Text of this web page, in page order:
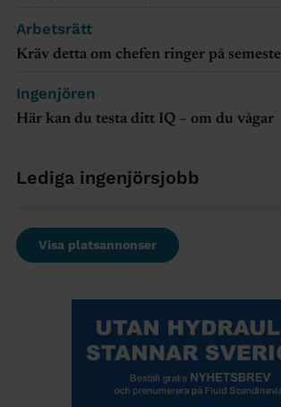
Arbetsrätt
Kräv detta om chefen ringer på
Ingenjören
Här kan du testa ditt IQ – om du vågar
Lediga ingenjörsjobb
Visa platsannonser